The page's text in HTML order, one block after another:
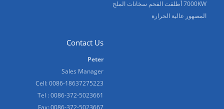
7000KW أطلقت الفحم سخانات الملح
المصهور عالية الحرارة
Contact Us
Peter
Sales Manager
Cell: 0086-18637275223
Tel : 0086-372-5023661